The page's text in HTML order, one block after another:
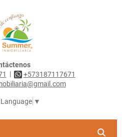
|
+573187117671
▼